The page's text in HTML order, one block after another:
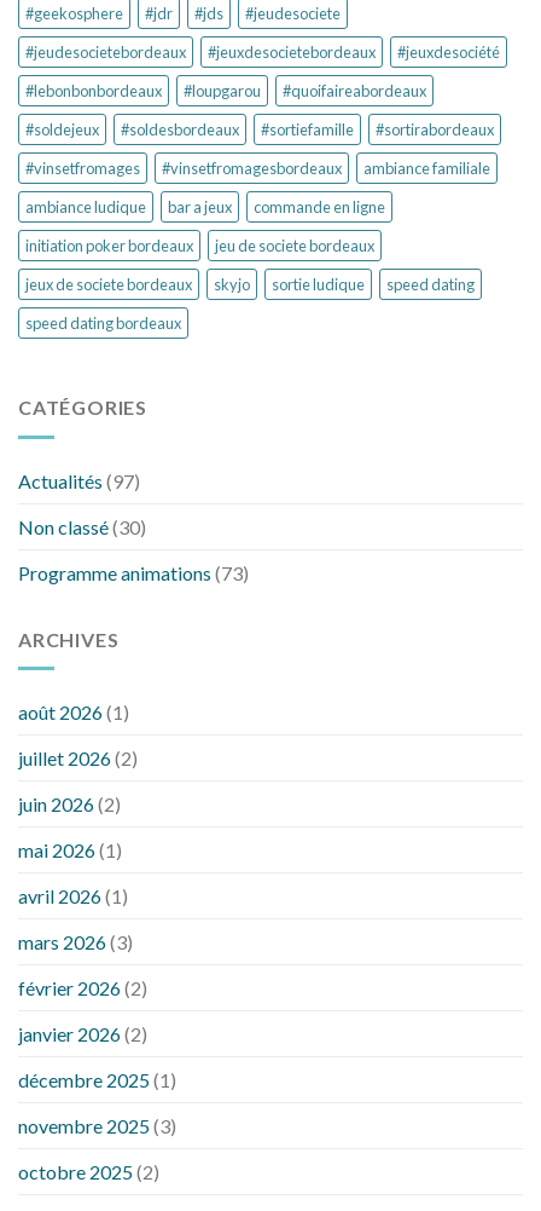
#geekosphere
#jdr #jds
#jeudesociete
#jeudesocietebordeaux
#jeuxdesocietebordeaux
#jeuxdesociété
#lebonbonbordeaux
#loupgarou
#quoifaireabordeaux
#soldejeux
#soldesbordeaux #sortiefamille
#sortirabordeaux
#vinsetfromages
#vinsetfromagesbordeaux
ambiance familiale
ambiance ludique
bar a jeux
commande en ligne
initiation poker bordeaux
jeu de societe bordeaux
jeux de societe bordeaux
skyjo sortie ludique
speed dating
speed dating bordeaux
CATÉGORIES
Actualités (97)
Non classé(30)
Programme animations (73)
ARCHIVES
août 2026(1)
juillet 2026(2)
juin 2026(2)
mai 2026(1)
avril 2026(1)
mars 2026(3)
février 2026(2)
janvier 2026(2)
décembre 2025(1)
novembre 2025(3)
octobre 2025(2)